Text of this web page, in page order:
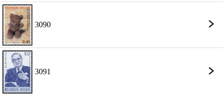
3090
3091